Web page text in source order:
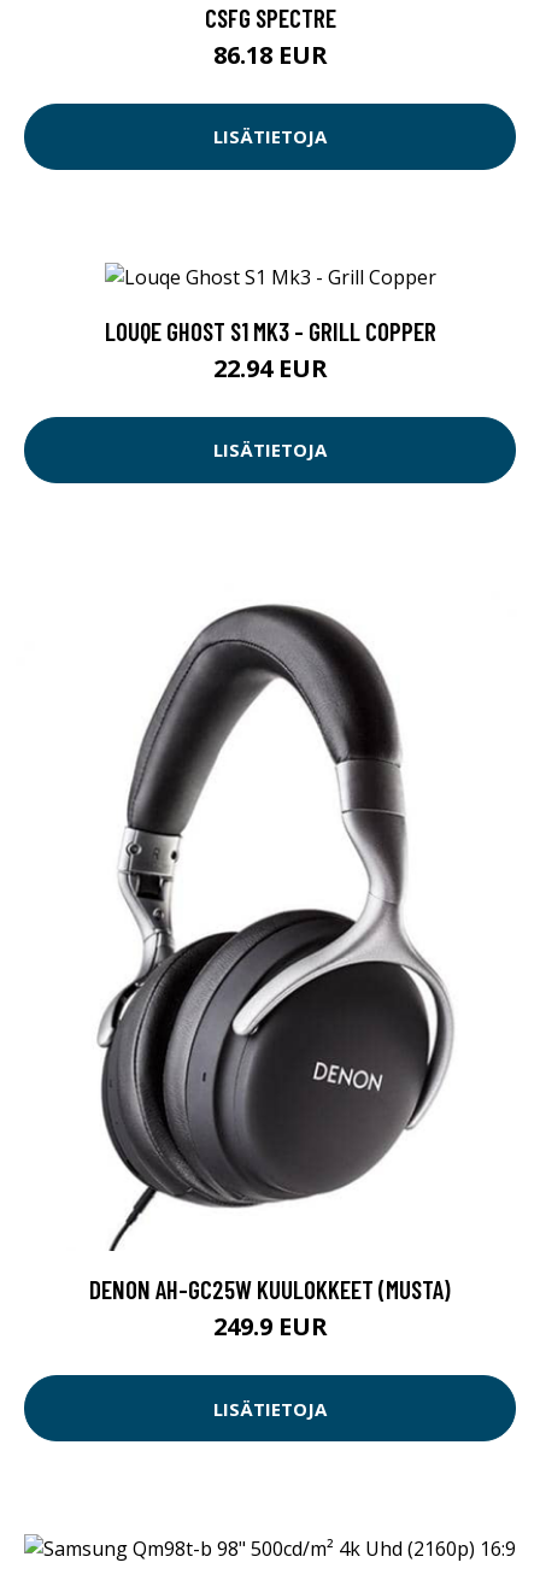
CSFG SPECTRE
86.18 EUR
LISÄTIETOJA
LOUQE GHOST S1 MK3 - GRILL COPPER
22.94 EUR
LISÄTIETOJA
DENON AH-GC25W KUULOKKEET (MUSTA)
249.9 EUR
LISÄTIETOJA